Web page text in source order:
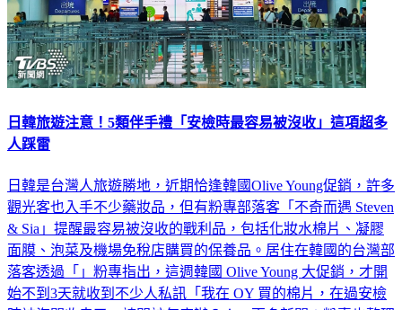
日韓旅遊注意！5類伴手禮「安檢時最容易被沒收」這項超多
人踩雷
日韓是台灣人旅遊勝地，近期恰逢韓國Olive Young促銷，許多
觀光客也入手不少藥妝品，但有粉專部落客「不奇而遇 Steven
& Sia」提醒最容易被沒收的戰利品，包括化妝水棉片、凝膠
面膜、泡菜及機場免稅店購買的保養品。居住在韓國的台灣部
落客透過「」粉專指出，這週韓國 Olive Young 大促銷，才開
始不到3天就收到不少人私訊「我在 OY 買的棉片，在過安檢